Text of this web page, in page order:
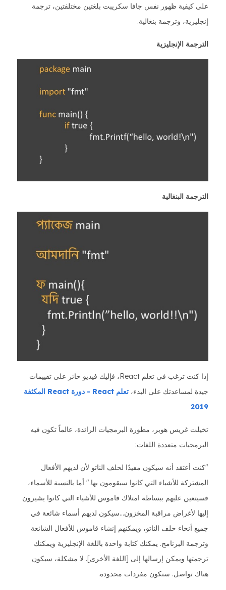
على كيفية ظهور نفس جافا سكريبت بلغتين مختلفتين، ترجمة
إنجليزية، وترجمة بنغالية.
الترجمة الإنجليزية
الترجمة البنغالية
إذا كنت ترغب في تعلم React، فإليك فيديو حائز على تقييمات
جيدة لمساعدتك على البدء،
تعلم React - دورة React المكثفة
2019
تخيلت غريس هوبر، مطورة البرمجيات الرائدة، عالماً تكون فيه
البرمجيات متعددة اللغات:
"كنت أعتقد أنه سيكون مفيدًا لحلف الناتو لأن لديهم الأفعال
المشتركة للأشياء التي كانوا سيقومون بها." أما بالنسبة للأسماء،
فسيتعين عليهم ببساطة امتلاك قاموس للأشياء التي كانوا يشيرون
إليها لأغراض مراقبة المخزون...سيكون لديهم أسماء شائعة في
جميع أنحاء حلف الناتو، ويمكنهم إنشاء قاموس للأفعال الشائعة
وترجمة البرنامج. يمكنك كتابة واحدة باللغة الإنجليزية ويمكنك
ترجمتها ويمكن إرسالها إلى [اللغة الأخرى]. لا مشكلة، سيكون
هناك تواصل. ستكون مفردات محدودة.